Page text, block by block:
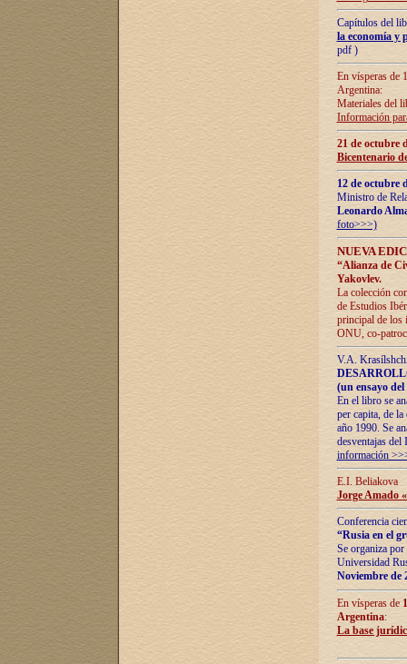
Capítulos del
la economía y
pdf )
En vísperas de
Argentina:
Materiales del
Información
21 de octubre
Bicentenario
12 de octubre
Ministro de
Leonardo
foto>>>)
NUEVA
“Alianza de
Yakovlev.
La colección
de Estudios
principal de los
ONU, co-
V.A.
(un ensayo
En el libro se
per capita, de
año 1990. Se
desventajas
información
E.I. Beliakova
Jorge Amado
Conferencia
“Rusia en el
Se organiza
Universidad
Noviembre de
En vísperas de
Argentina:
La base